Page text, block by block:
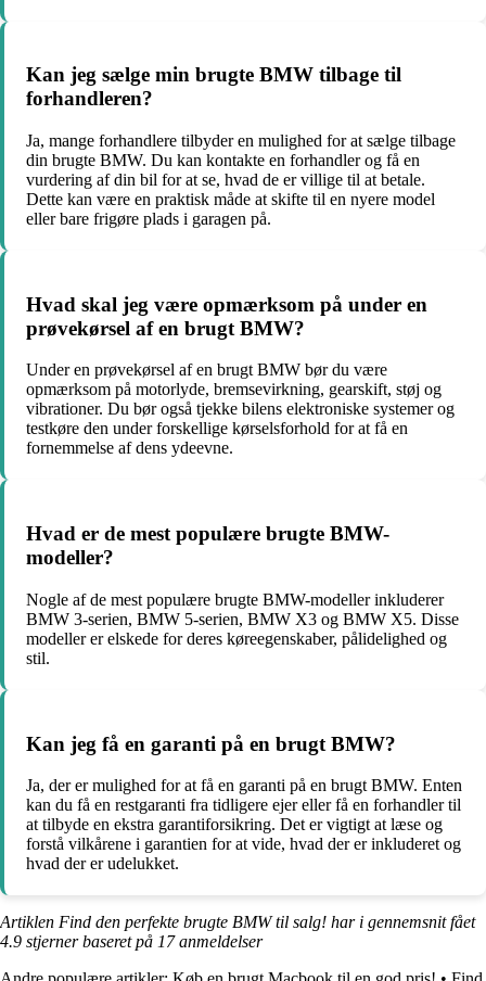
Kan jeg sælge min brugte BMW tilbage til
forhandleren?
Ja, mange forhandlere tilbyder en mulighed for at sælge tilbage
din brugte BMW. Du kan kontakte en forhandler og få en
vurdering af din bil for at se, hvad de er villige til at betale.
Dette kan være en praktisk måde at skifte til en nyere model
eller bare frigøre plads i garagen på.
Hvad skal jeg være opmærksom på under en
prøvekørsel af en brugt BMW?
Under en prøvekørsel af en brugt BMW bør du være
opmærksom på motorlyde, bremsevirkning, gearskift, støj og
vibrationer. Du bør også tjekke bilens elektroniske systemer og
testkøre den under forskellige kørselsforhold for at få en
fornemmelse af dens ydeevne.
Hvad er de mest populære brugte BMW-
modeller?
Nogle af de mest populære brugte BMW-modeller inkluderer
BMW 3-serien, BMW 5-serien, BMW X3 og BMW X5. Disse
modeller er elskede for deres køreegenskaber, pålidelighed og
stil.
Kan jeg få en garanti på en brugt BMW?
Ja, der er mulighed for at få en garanti på en brugt BMW. Enten
kan du få en restgaranti fra tidligere ejer eller få en forhandler til
at tilbyde en ekstra garantiforsikring. Det er vigtigt at læse og
forstå vilkårene i garantien for at vide, hvad der er inkluderet og
hvad der er udelukket.
Artiklen Find den perfekte brugte BMW til salg! har i gennemsnit fået
4.9 stjerner baseret på 17anmeldelser